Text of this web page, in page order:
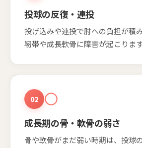
投球の反復・連投
投げ込みや連投で肘への負担が積
靭帯や成長軟骨に障害が起こります
02
成長期の骨・軟骨の弱さ
骨や軟骨がまだ弱い時期は、投球